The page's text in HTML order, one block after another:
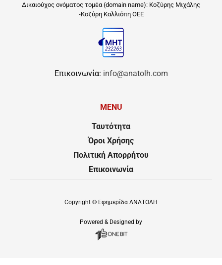
Δικαιούχος ονόματος τομέα (domain name): Κοζύρης Μιχάλης
-Κοζύρη Καλλιόπη ΟΕΕ
Επικοινωνία: info@anatolh.com
MENU
Ταυτότητα
Όροι Χρήσης
Πολιτική Απορρήτου
Επικοινωνία
Copyright © Εφημερίδα ΑΝΑΤΟΛΗ
Powered & Designed by